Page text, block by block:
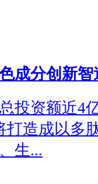
成分创新
投资额近4
打造成以多
生...